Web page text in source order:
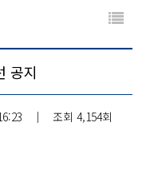
공지
│ 조회 4,154회